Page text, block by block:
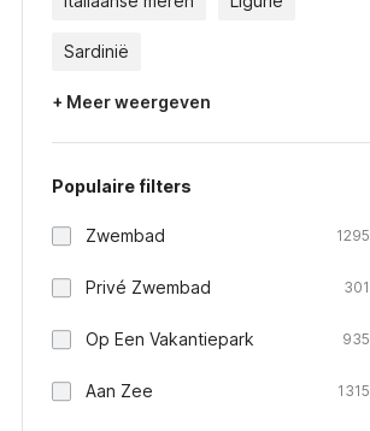
Sardinië
+ Meer weergeven
Populaire filters
Zwembad 1295
Privé Zwembad 301
Op Een Vakantiepark 935
Aan Zee 1315